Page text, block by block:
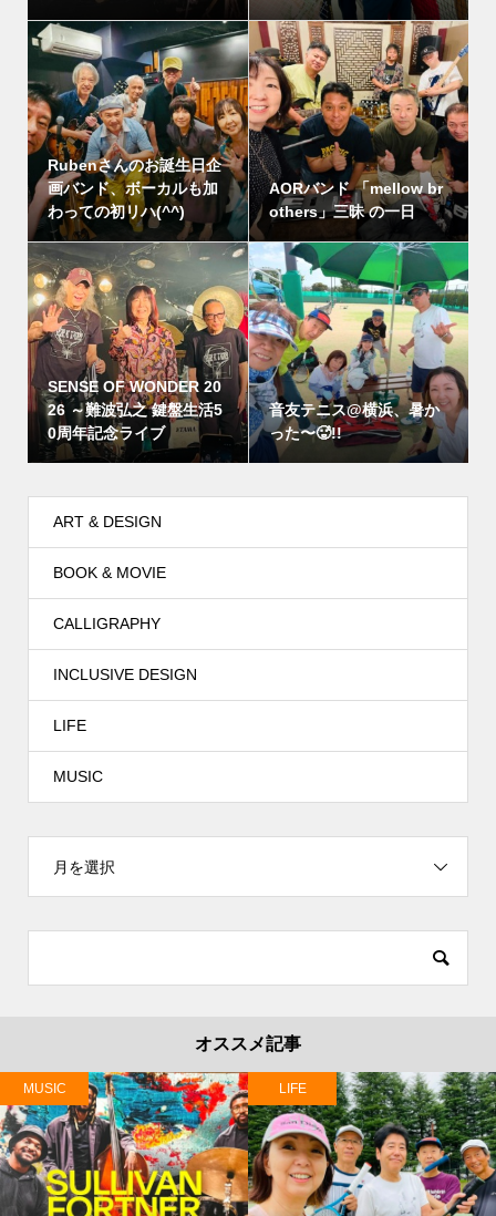
Rubenさんのお誕生日企
画バンド、ボーカルも加
わっての初リハ(^^)
AORバンド 「mellow br
others」三昧 の一日
SENSE OF WONDER 20
26 ～難波弘之 鍵盤生活5
0周年記念ライブ
音友テニス@横浜、暑か
った〜🥵!!
ART & DESIGN
BOOK & MOVIE
CALLIGRAPHY
INCLUSIVE DESIGN
LIFE
MUSIC
月を選択
オススメ記事
MUSIC LIFE